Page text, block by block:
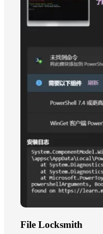
File Locksmith